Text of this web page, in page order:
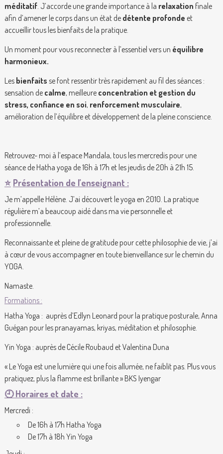
méditatif. J’accorde une grande importance à la relaxation finale
afin d’amener le corps dans un état de détente profonde et
accueillir tous les bienfaits de la pratique.
Un moment pour vous reconnecter à l’essentiel vers un équilibre
harmonieux.
Lesbienfaits se font ressentir très rapidement au fil des séances :
sensation de calme, meilleureconcentration et gestion du
stress, confiance en soi, renforcement musculaire,
amélioration de l’équilibre et développement de la pleine conscience.
Retrouvez- moi à l’espace Mandala, tous les mercredis pour une
séance de Hatha yoga de 16h à 17h et les jeudis de 20h à 21h 15.
⭐️ Présentation de l’enseignant :
Je m’appelle Hélène. J’ai découvert le yoga en 2010. La pratique
régulière m’a beaucoup aidé dans ma vie personnelle et
professionnelle.
Reconnaissante et pleine de gratitude pour cette philosophie de vie, j’ai
à cœur de vous accompagner en toute bienveillance sur le chemin du
YOGA.
Namaste.
Formations :
Hatha Yoga : auprès d’Edlyn Leonard pour la pratique posturale, Anna
Guégan pour les pranayamas, kriyas, méditation et philosophie.
Yin Yoga : auprès de Cécile Roubaud et Valentina Duna
« Le Yoga est une lumière qui une fois allumée, ne faiblit pas. Plus vous
pratiquez, plus la flamme est brillante » BKS Iyengar
🕘Horaires et date :
Mercredi :
De 16h à 17h Hatha Yoga
De 17h à 18h Yin Yoga